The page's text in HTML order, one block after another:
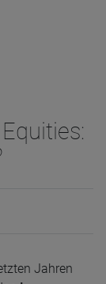
Jahren